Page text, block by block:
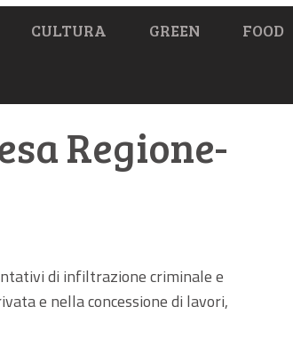
CULTURA GREEN FOOD
Regione-
di infiltrazione criminale e
e nella concessione di lavori,